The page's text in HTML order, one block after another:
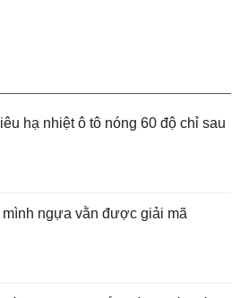
hạ nhiệt ô tô nóng 60 độ chỉ sau
mình ngựa vằn được giải mã